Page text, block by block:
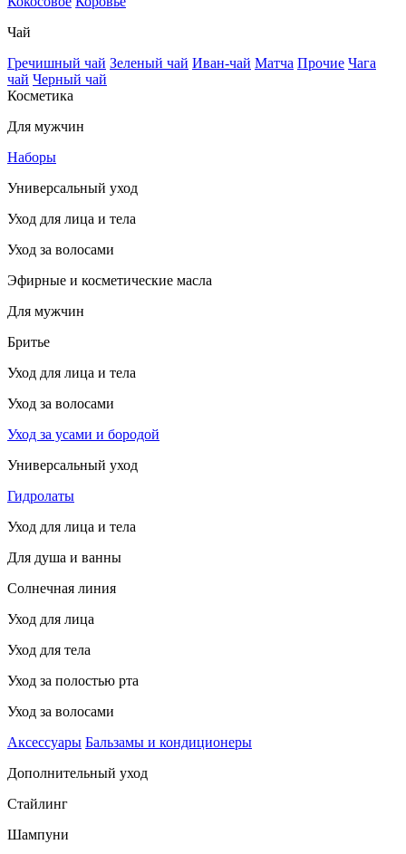
Чай
Гречишный чай Зеленый чай Иван-чай Матча Прочие Чага
чай Черный чай
Косметика
Для мужчин
Наборы
Универсальный уход
Уход для лица и тела
Уход за волосами
Эфирные и косметические масла
Для мужчин
Бритье
Уход для лица и тела
Уход за волосами
Уход за усами и бородой
Универсальный уход
Гидролаты
Уход для лица и тела
Для душа и ванны
Солнечная линия
Уход для лица
Уход для тела
Уход за полостью рта
Уход за волосами
Аксессуары Бальзамы и кондиционеры
Дополнительный уход
Стайлинг
Шампуни